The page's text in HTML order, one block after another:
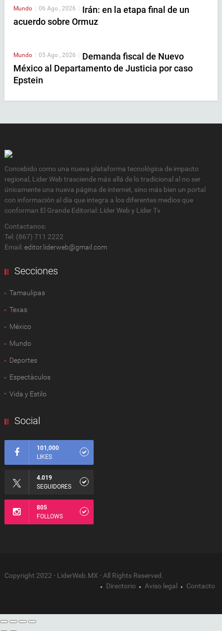
Mundo 06 Ago , 2026
Irán: en la etapa final de un
acuerdo sobre Ormuz
Mundo 05 Ago , 2026
Demanda fiscal de Nuevo
México al Departamento de Justicia por caso
Epstein
Concebido como una nueva plataforma tecnológica de impacto
regional, Lider Web trasciende más allá de lo tradicional al no ser
únicamente una nueva página de internet, sino más bien un portal
con información al día que integra a los diferentes medios que
conforman El Grande Editorial: Líder Web y Líder Tv
Contactanos:
Tel: (867) 711 2222
Email: editor.liderweb@gmail.com
Secciones
Tamaulipas
Texas
México
Mundo
Deportes
Espectàculos
Vida y Estilo
Social
101,000
LIKES
4.019
SEGUIDORES
805
FOLLOWS
Copyright 2022 - LiderWeb.MX - All Rights Reserved.
Directorio
Aviso legal Contacto